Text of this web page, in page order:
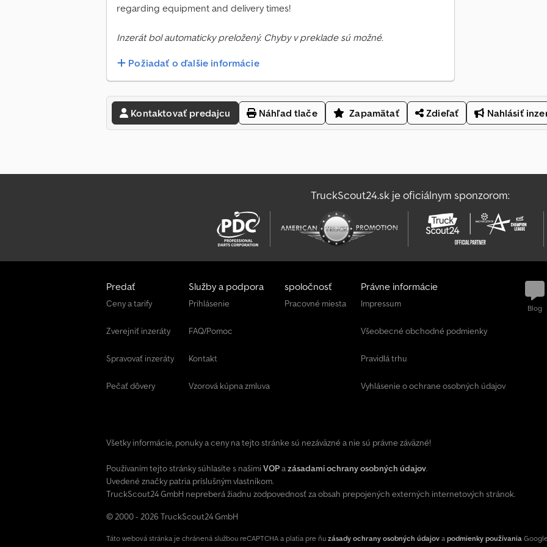
regarding equipment and delivery times!
Inzerát bol automaticky preložený. Chyby v preklade sú možné.
Požiadať o ďalšie informácie
Kontaktovať predajcu Náhľad tlače Zapamätať Zdieľať Nahlásiť
TruckScout24.sk je oficiálnym sponzorom:
Predať
Ceny a tarify
Zverejniť inzeráty
Spravovať inzeráty
Pečať dôvery
Služby a podpora
Prihlásenie
FAQ/Pomoc
Kontakt
Vzorová kúpna zmluva
spoločnosť
Pracovné miesta
Právne informácie
Impressum
Všeobecné obchodné podmienky
Pravidlá trhu
Vyhlásenie o ochrane osobných údajov
Blog
Všetky informácie, ponuky a ceny na tejto stránke sú nezáväzné a nie sú právne záväzné!
Používaním tejto stránky súhlasíte s našimi VOPazásadami ochrany osobných údajov.
Uvedené značky patria príslušným vlastníkom.
TruckScout24 GmbH nepreberá žiadnu zodpovednosť za obsah prepojených externých internetových stránok.
© 2000 - 2026 TruckScout24 GmbH
Táto webová stránka je chránená službou reCAPTCHA a platia pre ňu zásady ochrany osobných údajov a podmienky používania